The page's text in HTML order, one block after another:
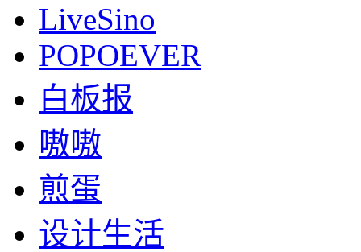
LiveSino
POPOEVER
白板报
嗷嗷
煎蛋
设计生活